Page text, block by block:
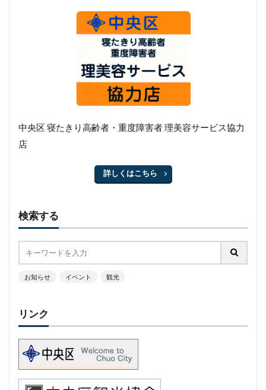
中央区 寝たきり高齢者・重度障害者 理美容サービス協力
店
詳しくはこちら
検索する
お知らせ イベント 観光
リンク